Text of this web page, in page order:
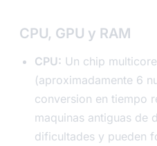
CPU, GPU y RAM
CPU: Un chip
(aproximadamente 6
conversion en tiempo
maquinas antiguas de
dificultades y pueden